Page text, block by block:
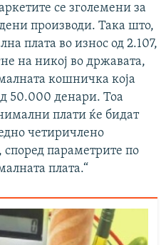
се зголемени за
производи. Така што,
плата во износ од 2.107,
на никој во државата,
кошничка која
50.000 денари. Тоа
плати ќе бидат
четиричлено
според параметрите по
плата.“